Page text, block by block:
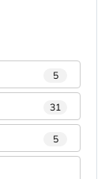
5
31
5